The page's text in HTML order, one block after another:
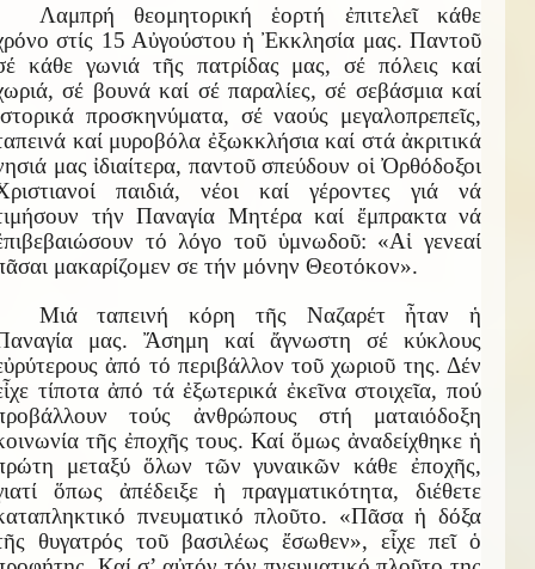
Λαμπρή θεομητορική ἑορτή ἐπιτελεῖ κάθε
στίς 15 Αὐγούστου ἡ Ἐκκλησία μας. Παντοῦ
κάθε γωνιά τῆς πατρίδας μας, σέ πόλεις καί
σέ βουνά καί σέ παραλίες, σέ σεβάσμια καί
προσκηνύματα, σέ ναούς μεγαλοπρεπεῖς,
καί μυροβόλα ἐξωκκλήσια καί στά ἀκριτικά
μας ἰδιαίτερα, παντοῦ σπεύδουν οἱ Ὀρθόδοξοι
παιδιά, νέοι καί γέροντες γιά νά
τήν Παναγία Μητέρα καί ἔμπρακτα νά
τό λόγο τοῦ ὑμνωδοῦ: «Αἱ γενεαί
μακαρίζομεν σε τήν μόνην Θεοτόκον».
Μιά ταπεινή κόρη τῆς Ναζαρέτ ἦταν ἡ
μας. Ἄσημη καί ἄγνωστη σέ κύκλους
ἀπό τό περιβάλλον τοῦ χωριοῦ της. Δέν
τίποτα ἀπό τά ἐξωτερικά ἐκεῖνα στοιχεῖα, πού
τούς ἀνθρώπους στή ματαιόδοξη
τῆς ἐποχῆς τους. Καί ὅμως ἀναδείχθηκε ἡ
μεταξύ ὅλων τῶν γυναικῶν κάθε ἐποχῆς,
ὅπως ἀπέδειξε ἡ πραγματικότητα, διέθετε
πνευματικό πλοῦτο. «Πᾶσα ἡ δόξα
θυγατρός τοῦ βασιλέως ἔσωθεν», εἶχε πεῖ ὁ